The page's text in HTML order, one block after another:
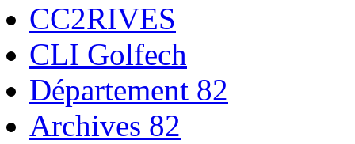
CC2RIVES
CLI Golfech
Département 82
Archives 82